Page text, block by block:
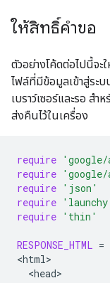
ให้สิทธิ์คำขอ
ตัวอย่างโค้ดต่อไปนี้จะ
ไฟล์ที่มีข้อมูลเข้าสู่ระ
เบราว์เซอร์และรอ ส
ส่งคืนไว้ในเครื่อง
require
require
require 'json'
require
require 'thin'
RESPONSE_HTML =
<html
<head